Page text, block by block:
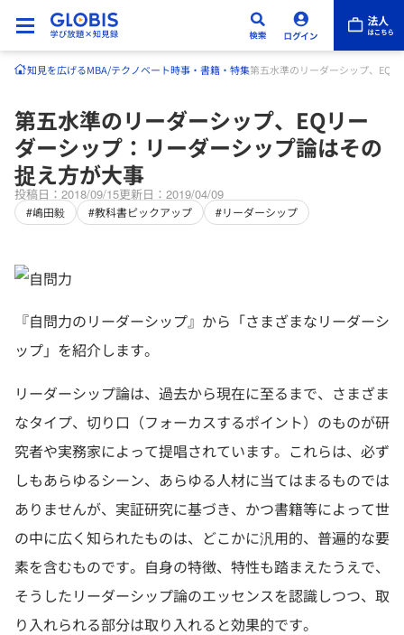
知見を広げるMBA/テクノベート時事・書籍・特集第五水準のリーダーシップ、EQ
第五水準のリーダーシップ、EQリー
ダーシップ：リーダーシップ論はその
捉え方が大事
投稿日：2018/09/15更新日：2019/04/09
#嶋田毅 #教科書ピックアップ #リーダーシップ
『自問力のリーダーシップ』から「さまざまなリーダーシ
ップ」を紹介します。
リーダーシップ論は、過去から現在に至るまで、さまざま
なタイプ、切り口（フォーカスするポイント）のものが研
究者や実務家によって提唱されています。これらは、必ず
しもあらゆるシーン、あらゆる人材に当てはまるものでは
ありませんが、実証研究に基づき、かつ書籍等によって世
の中に広く知られたものは、どこかに汎用的、普遍的な要
素を含むものです。自身の特徴、特性も踏まえたうえで、
そうしたリーダーシップ論のエッセンスを認識しつつ、取
り入れられる部分は取り入れると効果的です。